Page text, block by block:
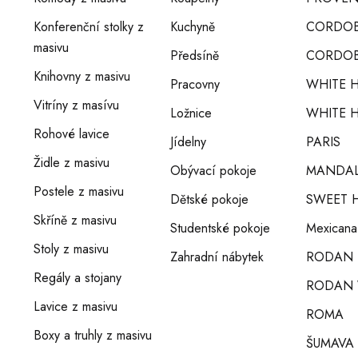
Konferenční stolky z
masivu
Knihovny z masivu
Vitríny z masívu
Rohové lavice
Židle z masivu
Postele z masivu
Skříně z masivu
Stoly z masivu
Regály a stojany
Lavice z masivu
Boxy a truhly z masivu
Kuchyně
Předsíně
Pracovny
Ložnice
Jídelny
Obývací pokoje
Dětské pokoje
Studentské pokoje
Zahradní nábytek
WHITE
WHITE
PARIS
SWEET
Mexicana
RODAN
RODAN
ROMA
ŠUMAVA